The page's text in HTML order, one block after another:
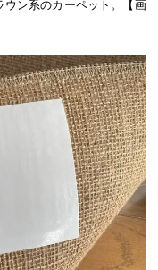
ン系のカーペット。【画